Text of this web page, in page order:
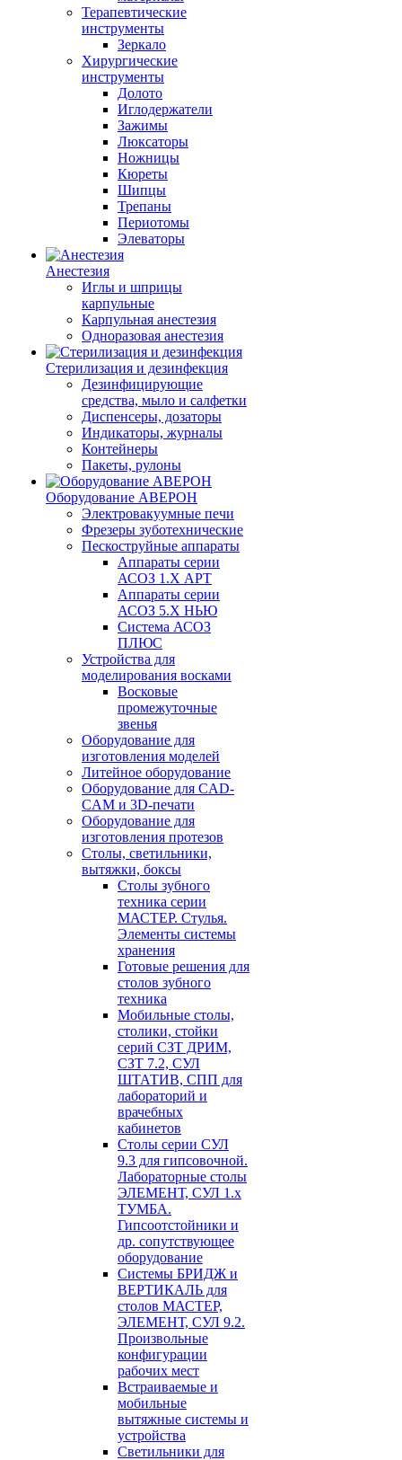
Терапевтические
инструменты
Зеркало
Хирургические
инструменты
Долото
Иглодержатели
Зажимы
Люксаторы
Ножницы
Кюреты
Шипцы
Трепаны
Периотомы
Элеваторы
Анестезия
Иглы и шприцы
карпульные
Карпульная анестезия
Одноразовая анестезия
Стерилизация и дезинфекция
Дезинфицирующие
средства, мыло и салфетки
Диспенсеры, дозаторы
Индикаторы, журналы
Контейнеры
Пакеты, рулоны
Оборудование АВЕРОН
Электровакуумные печи
Фрезеры зуботехнические
Пескоструйные аппараты
Аппараты серии
АСОЗ 1.Х АРТ
Аппараты серии
АСОЗ 5.Х НЬЮ
Система АСОЗ
ПЛЮС
Устройства для
моделирования восками
Восковые
промежуточные
звенья
Оборудование для
изготовления моделей
Литейное оборудование
Оборудование для CAD-
CAM и 3D-печати
Оборудование для
изготовления протезов
Cтолы, светильники,
вытяжки, боксы
Столы зубного
техника серии
МАСТЕР. Стулья.
Элементы системы
хранения
Готовые решения для
столов зубного
техника
Мобильные столы,
столики, стойки
серий СЗТ ДРИМ,
СЗТ 7.2, СУЛ
ШТАТИВ, СПП для
лабораторий и
врачебных
кабинетов
Столы серии СУЛ
9.3 для гипсовочной.
Лабораторные столы
ЭЛЕМЕНТ, СУЛ 1.х
ТУМБА.
Гипсоотстойники и
др. сопутствующее
оборудование
Системы БРИДЖ и
ВЕРТИКАЛЬ для
столов МАСТЕР,
ЭЛЕМЕНТ, СУЛ 9.2.
Произвольные
конфигурации
рабочих мест
Встраиваемые и
мобильные
вытяжные системы и
устройства
Светильники для